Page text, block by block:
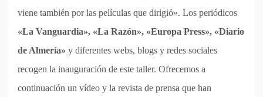
viene también por las películas que dirigió». Los periódicos
«La Vanguardia», «La Razón», «Europa Press», «Diario
de Almería» y diferentes webs, blogs y redes sociales
recogen la inauguración de este taller. Ofrecemos a
continuación un vídeo y la revista de prensa que han